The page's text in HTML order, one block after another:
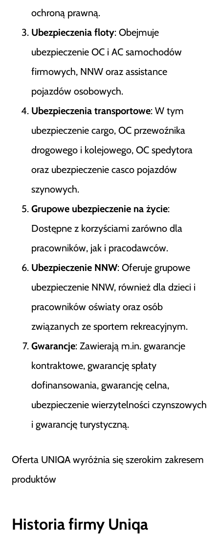
ochroną prawną​​.
Ubezpieczenia floty: Obejmuje
ubezpieczenie OC i AC samochodów
firmowych, NNW oraz assistance
pojazdów osobowych​​.
Ubezpieczenia transportowe: W tym
ubezpieczenie cargo, OC przewoźnika
drogowego i kolejowego, OC spedytora
oraz ubezpieczenie casco pojazdów
szynowych​​.
Grupowe ubezpieczenie na życie:
Dostępne z korzyściami zarówno dla
pracowników, jak i pracodawców​​.
Ubezpieczenie NNW: Oferuje grupowe
ubezpieczenie NNW, również dla dzieci i
pracowników oświaty oraz osób
związanych ze sportem rekreacyjnym​​.
Gwarancje: Zawierają m.in. gwarancje
kontraktowe, gwarancję spłaty
dofinansowania, gwarancję celna,
ubezpieczenie wierzytelności czynszowych
i gwarancję turystyczną​​.
Oferta UNIQA wyróżnia się szerokim zakresem
produktów
Historia firmy Uniqa